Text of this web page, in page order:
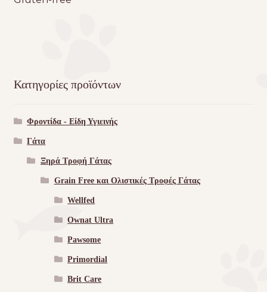
Κατηγορίες προϊόντων
Φροντίδα - Είδη Υγιεινής
Γάτα
Ξηρά Τροφή Γάτας
Grain Free και Ολιστικές Τροφές Γάτας
Wellfed
Ownat Ultra
Pawsome
Primordial
Brit Care